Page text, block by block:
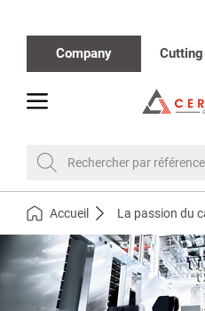
Company Cutting
toggle
Rechercher par
Accueil La passion du